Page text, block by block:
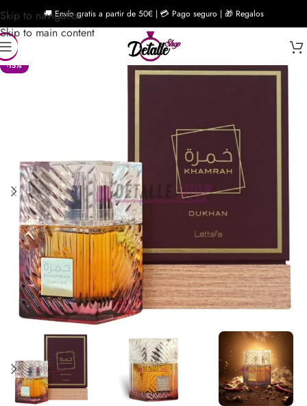
Skip to navigation
Skip to main content
🚚 Envío gratis a partir de 50€ | 💳 Pago seguro | 🎁 Regalos
-15%